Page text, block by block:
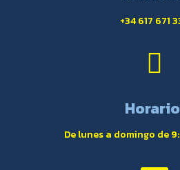
+34 617 671

De lunes a domingo de